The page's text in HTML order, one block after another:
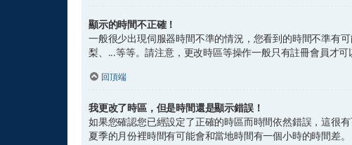
顯示的時間不正確！
一般很少出現伺服器時間不準的情況，您看到的時間不準有
梨、...等等。請注意，更改時區等操作一般只有註冊會員才
回頂端
我更改了時區，但是時間還是顯示錯誤！
如果您確認您已經設定了正確的時區而時間依然錯誤，這很
夏季的月份裡時間有可能會和當地時間有一個小時的時間差。